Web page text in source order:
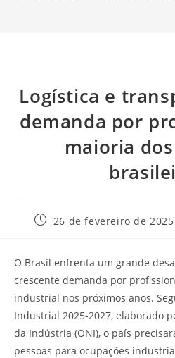
Logística e
demanda por
maioria
26 de fevereiro de 2025
O Brasil enfrenta um grande
crescente demanda por
industrial nos próximos anos.
Industrial 2025-2027, elaborado
da Indústria (ONI), o país
pessoas para ocupações